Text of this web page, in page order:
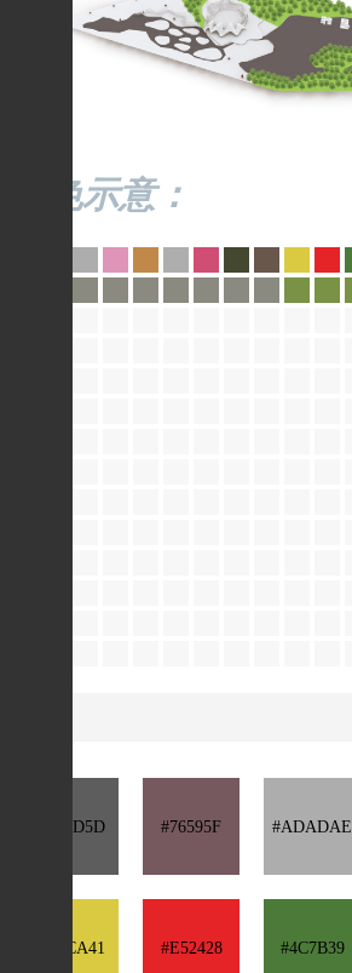
配色示意：
#5D5D5D #76595F #ADADAE
#D9CA41 #E52428 #4C7B39